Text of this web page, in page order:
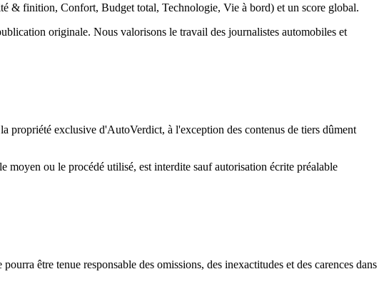
& finition, Confort, Budget total, Technologie, Vie à bord) et un score global.
originale. Nous valorisons le travail des journalistes automobiles et
propriété exclusive d'AutoVerdict, à l'exception des contenus de tiers dûment
ou le procédé utilisé, est interdite sauf autorisation écrite préalable
être tenue responsable des omissions, des inexactitudes et des carences dans